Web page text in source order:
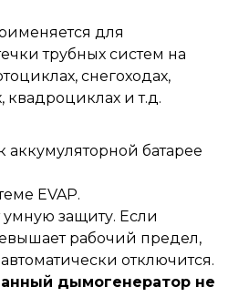
для
трубных систем на
снегоходах,
и т.д.
батарее
EVAP.
защиту. Если
рабочий предел,
отключится.
дымогенератор не